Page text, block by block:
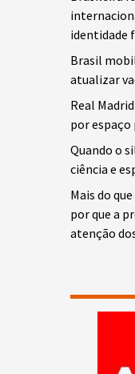
identidade
Brasil
atualizar
Real
por espaço
Quando o
ciência e
Mais do
por que a
atenção